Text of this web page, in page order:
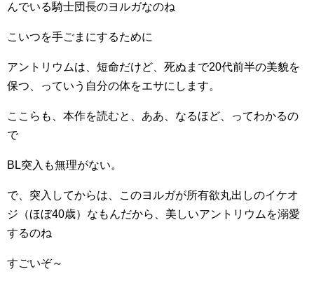
んでいる騎士団長のヨルガなのね
こいつを手ごまにするために
アントリウムは、短命だけど、死ぬまで20代前半の美貌を
保つ、っていう自分の体をエサにします。
ここらも、本作を読むと、ああ、なるほど、ってわかるの
で
BL突入も無理がない。
で、突入してからは、このヨルガが所有欲丸出しのイケオ
ジ（ほぼ40歳）なもんだから、美しいアントリウムを溺愛
するのね
すごいぞ～